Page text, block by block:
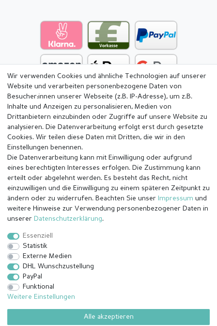
Impressum Daten­schutz­erklärung
Barrierefreiheitserklärung
© Copyright 2026 | Alle Rechte vorbehalten.
Wir verwenden Cookies und ähnliche Technologien auf unserer
Website und verarbeiten personenbezogene Daten von
Besucher:innen unserer Webseite (z.B. IP-Adresse), um z.B.
Inhalte und Anzeigen zu personalisieren, Medien von
Drittanbietern einzubinden oder Zugriffe auf unsere Website zu
analysieren. Die Datenverarbeitung erfolgt erst durch gesetzte
Cookies. Wir teilen diese Daten mit Dritten, die wir in den
Einstellungen benennen.
Die Datenverarbeitung kann mit Einwilligung oder aufgrund
eines berechtigten Interesses erfolgen. Die Zustimmung kann
erteilt oder abgelehnt werden. Es besteht das Recht, nicht
einzuwilligen und die Einwilligung zu einem späteren Zeitpunkt zu
ändern oder zu widerrufen. Beachten Sie unser Impressum und
weitere Hinweise zur Verwendung personenbezogener Daten in
unserer Daten­schutz­erklärung.
Essenziell
Statistik
Externe Medien
DHL Wunschzustellung
PayPal
Funktional
Weitere Einstellungen
Alle akzeptieren